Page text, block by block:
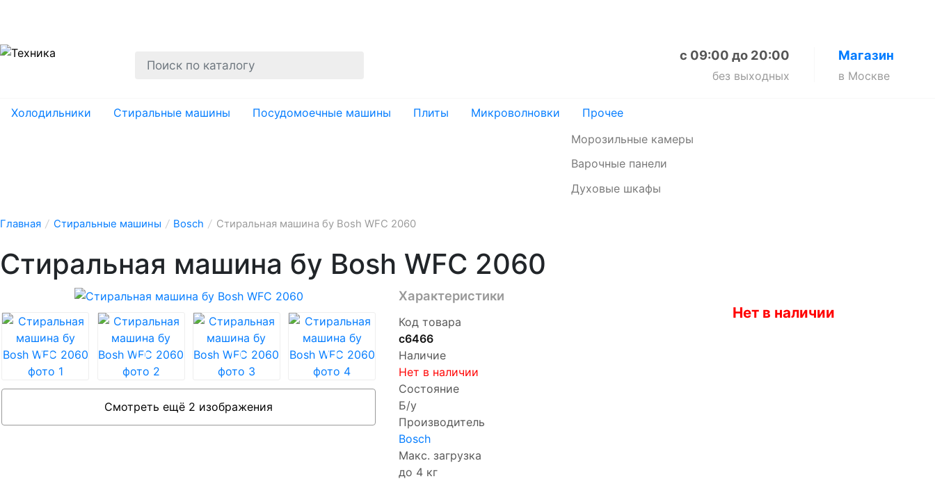
Магазин
в Москве
с 09:00 до 20:00
без выходных
Холодильники Стиральные машины Посудомоечные машины Плиты Микроволновки
Прочее
Морозильные камеры
Варочные панели
Духовые шкафы
Главная / Стиральные машины / Bosch / Стиральная машина бу Bosh WFC 2060
Стиральная машина бу Bosh WFC 2060
Смотреть ещё 2 изображения
Характеристики
Код товара
с6466
Наличие
Нет в наличии
Состояние
Б/у
Производитель
Bosch
Макс. загрузка
до 4 кг
Нет в наличии